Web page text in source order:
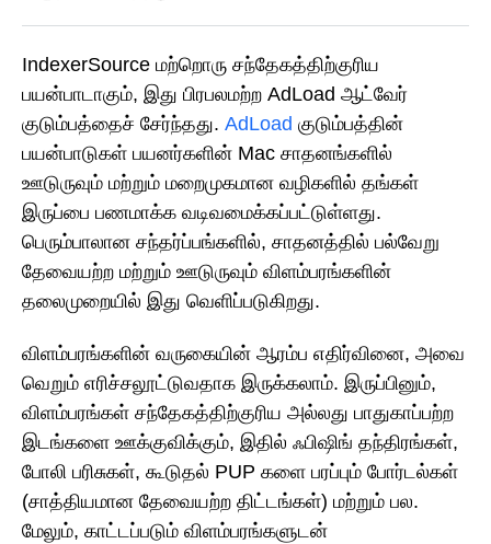
IndexerSource மற்றொரு சந்தேகத்திற்குரிய
பயன்பாடாகும், இது பிரபலமற்ற AdLoad ஆட்வேர்
குடும்பத்தைச் சேர்ந்தது. AdLoad குடும்பத்தின்
பயன்பாடுகள் பயனர்களின் Mac சாதனங்களில்
ஊடுருவும் மற்றும் மறைமுகமான வழிகளில் தங்கள்
இருப்பை பணமாக்க வடிவமைக்கப்பட்டுள்ளது.
பெரும்பாலான சந்தர்ப்பங்களில், சாதனத்தில் பல்வேறு
தேவையற்ற மற்றும் ஊடுருவும் விளம்பரங்களின்
தலைமுறையில் இது வெளிப்படுகிறது.
விளம்பரங்களின் வருகையின் ஆரம்ப எதிர்வினை, அவை
வெறும் எரிச்சலூட்டுவதாக இருக்கலாம். இருப்பினும்,
விளம்பரங்கள் சந்தேகத்திற்குரிய அல்லது பாதுகாப்பற்ற
இடங்களை ஊக்குவிக்கும், இதில் ஃபிஷிங் தந்திரங்கள்,
போலி பரிசுகள், கூடுதல் PUP களை பரப்பும் போர்டல்கள்
(சாத்தியமான தேவையற்ற திட்டங்கள்) மற்றும் பல.
மேலும், காட்டப்படும் விளம்பரங்களுடன்